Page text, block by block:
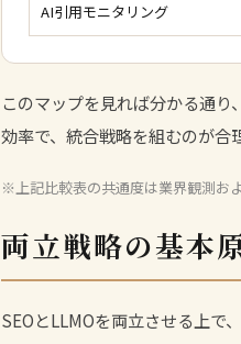
AI引用モニタリング
このマップを見れば分かる通り、
効率で、統合戦略を組むのが合
※上記比較表の共通度は業界観測お
両立戦略の基本
SEOとLLMOを両立させる上で